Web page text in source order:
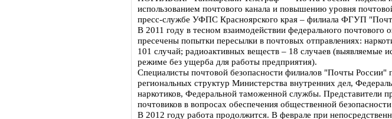
использованием почтового канала и повышению уровня
пресс-службе УФПС Красноярского края – филиала ФГУП
В 2011 году в тесном взаимодействии федерального
пресечены попытки пересылки в почтовых отправлениях:
101 случай; радиоактивных веществ – 18 случаев (выявляемые
режиме без ущерба для работы предприятия).
Специалисты почтовой безопасности филиалов "Почты России"
региональных структур Министерства внутренних дел,
наркотиков, Федеральной таможенной службы. Представители
почтовиков в вопросах обеспечения общественной
В 2012 году работа продолжится. В феврале при